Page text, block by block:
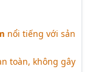
nổi tiếng với sản
toàn, không gây